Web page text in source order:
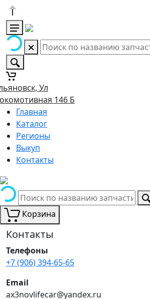
Ул
146 Б
Главная
Каталог
Регионы
Выкуп
Контакты
Корзина
Контакты
Телефоны
+7 (906) 394-65-65
Email
ax3novlifecar@yandex.ru